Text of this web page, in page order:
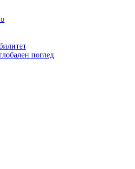
поглед